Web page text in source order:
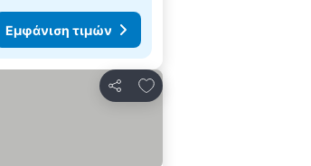
Εμφάνιση τιμών
Κοινοποίηση
Προσθήκη στα αγαπημένα